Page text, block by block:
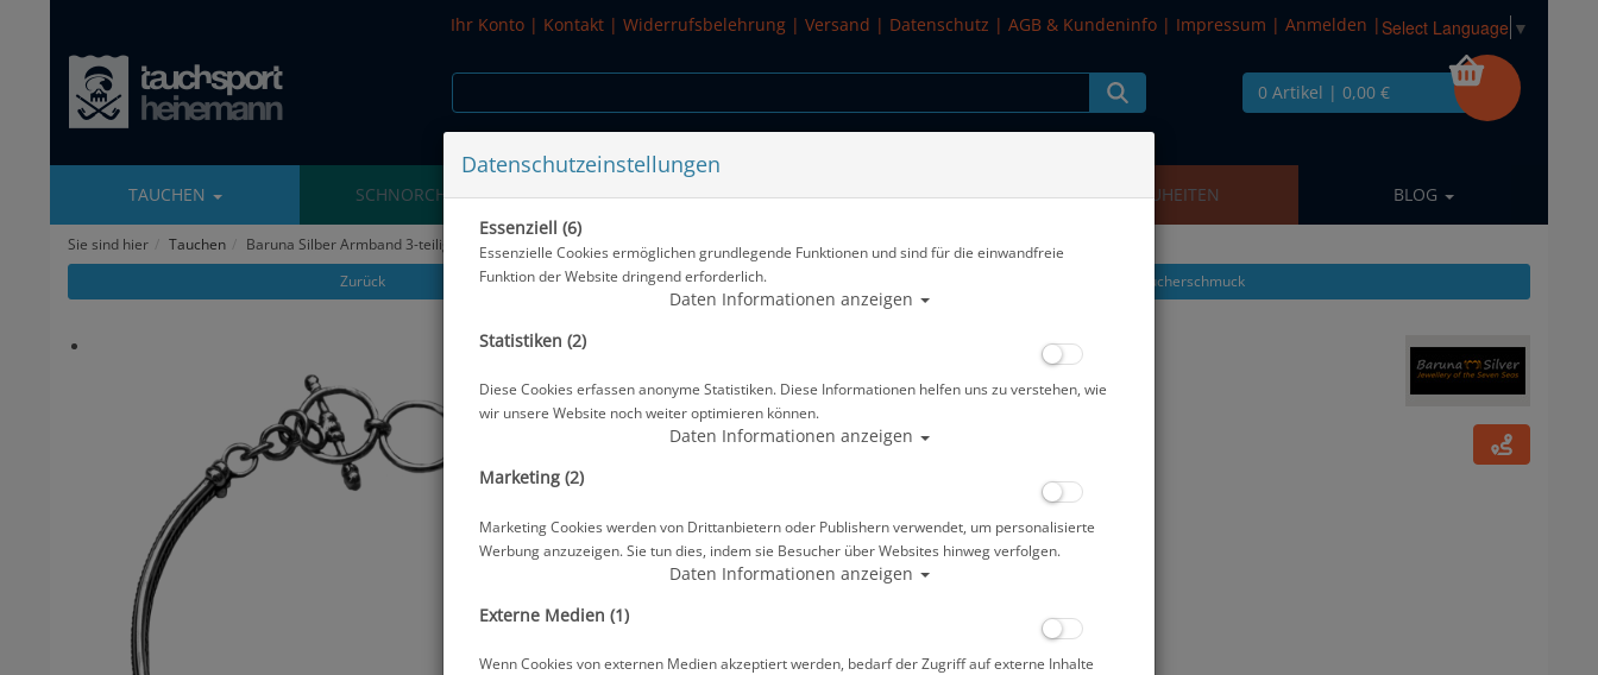
Ihr Konto | Kontakt | Widerrufsbelehrung | Versand | Datenschutz | AGB & Kundeninfo | Impressum | Anmelden | Select Language ▼
0 Artikel | 0,00 €
TAUCHEN SCHNORCHELN WASSERSPORT SALE NEUHEITEN BLOG
Sie sind hier Tauchen
Baruna Silber Armband 3-teilig #
Zurück
Alle Artikel zeigen aus: Taucherschmuck
Artikelnr.: bar-armband
69,00 €*
Lieferbar in 1-3 Werktage, der Artikel ist auf Lager
Datenschutzeinstellungen
Essenziell (6)
Essenzielle Cookies ermöglichen grundlegende Funktionen und sind für die einwandfreie
Funktion der Website dringend erforderlich.
Daten Informationen anzeigen
Statistiken (2)
Diese Cookies erfassen anonyme Statistiken. Diese Informationen helfen uns zu verstehen, wie
wir unsere Website noch weiter optimieren können.
Daten Informationen anzeigen
Marketing (2)
Marketing Cookies werden von Drittanbietern oder Publishern verwendet, um personalisierte
Werbung anzuzeigen. Sie tun dies, indem sie Besucher über Websites hinweg verfolgen.
Daten Informationen anzeigen
Externe Medien (1)
Wenn Cookies von externen Medien akzeptiert werden, bedarf der Zugriff auf externe Inhalte